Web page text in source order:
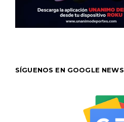
SÍGUENOS EN GOOGLE NEWS